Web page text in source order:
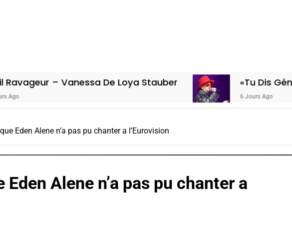
Vanessa De Loya Stauber «Tu Dis Génocide, Je
6 Jours Ago
Eden Alene n’a pas pu chanter a l’Eurovision
Eden Alene n’a pas pu chanter a